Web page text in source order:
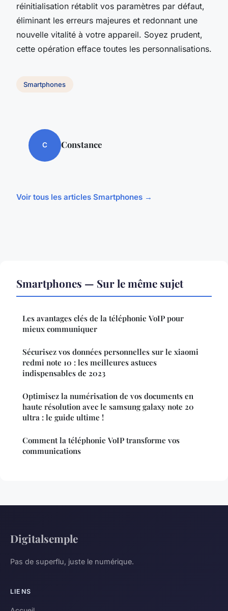
réinitialisation rétablit vos paramètres par défaut,
éliminant les erreurs majeures et redonnant une
nouvelle vitalité à votre appareil. Soyez prudent,
cette opération efface toutes les personnalisations.
Smartphones
C Constance
Voir tous les articles Smartphones →
Smartphones — Sur le même sujet
Les avantages clés de la téléphonie VoIP pour
mieux communiquer
Sécurisez vos données personnelles sur le xiaomi
redmi note 10 : les meilleures astuces
indispensables de 2023
Optimisez la numérisation de vos documents en
haute résolution avec le samsung galaxy note 20
ultra : le guide ultime !
Comment la téléphonie VoIP transforme vos
communications
Digitalsemple
Pas de superflu, juste le numérique.
LIENS